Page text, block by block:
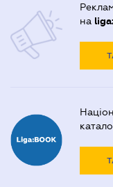
на